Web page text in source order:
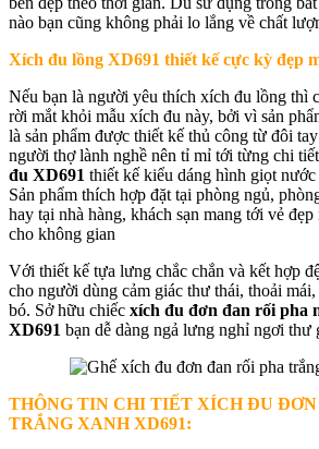
nào bạn cũng không phải lo lắng về chất
Xích đu lồng XD691 thiết kế cực kỳ đẹp
Nếu bạn là người yêu thích xích đu lồng thì
rời mắt khỏi mẫu xích đu này, bởi vì sản
là sản phẩm được thiết kế thủ công từ đôi
người thợ lành nghề nên tỉ mỉ tới từng chi
đu XD691 thiết kế kiểu dáng hình giọt
Sản phẩm thích hợp đặt tại phòng ngủ,
hay tại nhà hàng, khách sạn mang tới vẻ
cho không gian
Với thiết kế tựa lưng chắc chắn và kết hợp
cho người dùng cảm giác thư thái, thoải
bó. Sở hữu chiếc xích đu đơn đan rối pha
XD691 bạn dễ dàng ngả lưng nghỉ ngơi thư
THÔNG TIN CHI TIẾT XÍCH ĐU
TRẮNG XANH XD691: